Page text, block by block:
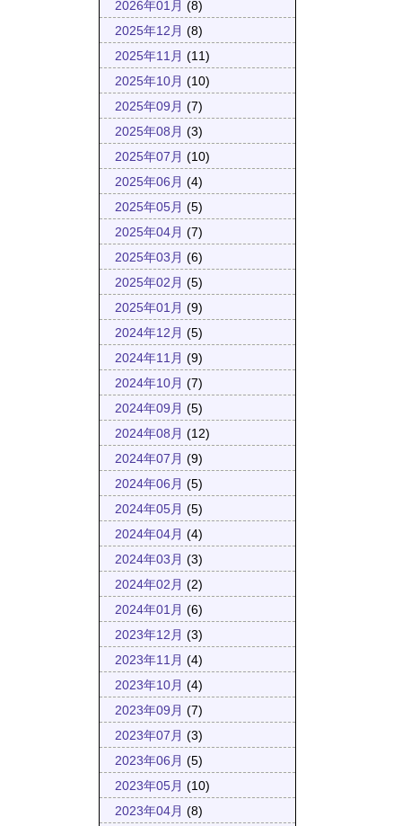
2026年01月 (8)
2025年12月 (8)
2025年11月 (11)
2025年10月 (10)
2025年09月 (7)
2025年08月 (3)
2025年07月 (10)
2025年06月 (4)
2025年05月 (5)
2025年04月 (7)
2025年03月 (6)
2025年02月 (5)
2025年01月 (9)
2024年12月 (5)
2024年11月 (9)
2024年10月 (7)
2024年09月 (5)
2024年08月 (12)
2024年07月 (9)
2024年06月 (5)
2024年05月 (5)
2024年04月 (4)
2024年03月 (3)
2024年02月 (2)
2024年01月 (6)
2023年12月 (3)
2023年11月 (4)
2023年10月 (4)
2023年09月 (7)
2023年07月 (3)
2023年06月 (5)
2023年05月 (10)
2023年04月 (8)